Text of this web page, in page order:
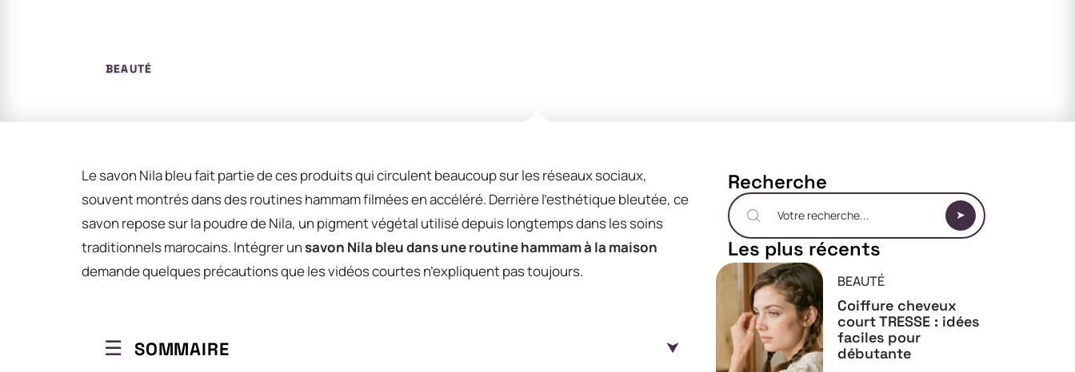
BEAUTÉ
Le savon Nila bleu fait partie de ces produits qui circulent beaucoup sur les réseaux sociaux,
souvent montrés dans des routines hammam filmées en accéléré. Derrière l’esthétique bleutée, ce
savon repose sur la poudre de Nila, un pigment végétal utilisé depuis longtemps dans les soins
traditionnels marocains. Intégrer unsavon Nila bleu dans une routine hammam à la maison
demande quelques précautions que les vidéos courtes n’expliquent pas toujours.
SOMMAIRE
Recherche
Les plus récents
BEAUTÉ
Coiffure cheveux
court TRESSE : idées
faciles pour
débutante